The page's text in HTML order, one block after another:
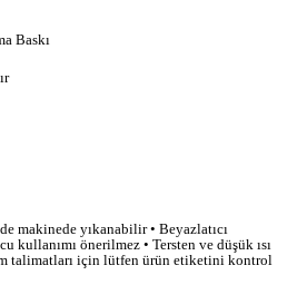
Baskı
makinede yıkanabilir • Beyazlatıcı
kullanımı önerilmez • Tersten ve düşük ısı
talimatları için lütfen ürün etiketini kontrol